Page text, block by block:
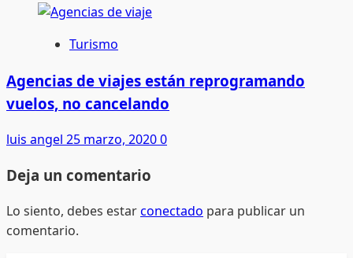
Turismo
Agencias de viajes están reprogramando
vuelos, no cancelando
luis angel 25 marzo, 20200
Deja un comentario
Lo siento, debes estarconectado para publicar un
comentario.